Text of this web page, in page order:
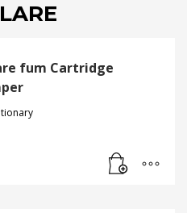
fum Cartridge